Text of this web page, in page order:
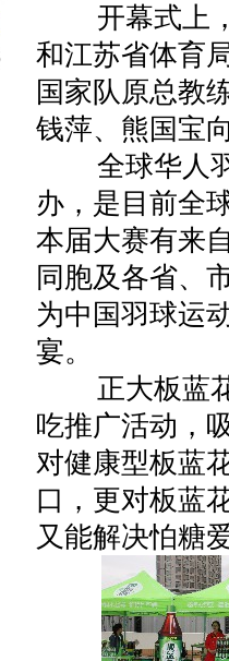
开幕式上，
和江苏省体育
国家队原总教
钱萍、熊国宝
全球华人羽
办，是目前全
本届大赛有来
同胞及各省、
为中国羽球运
宴。
正大板蓝花
吃推广活动，
对健康型板蓝
口，更对板蓝
又能解决怕糖